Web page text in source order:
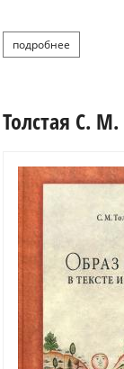
подробнее
Толстая С.